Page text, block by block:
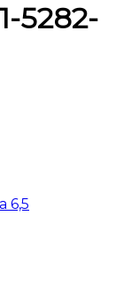
5282-
6,5